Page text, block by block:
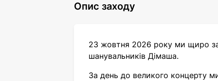
Опис заходу
23 жовтня 2026 року ми щиро
шанувальників Дімаша.
За день до великого концерту